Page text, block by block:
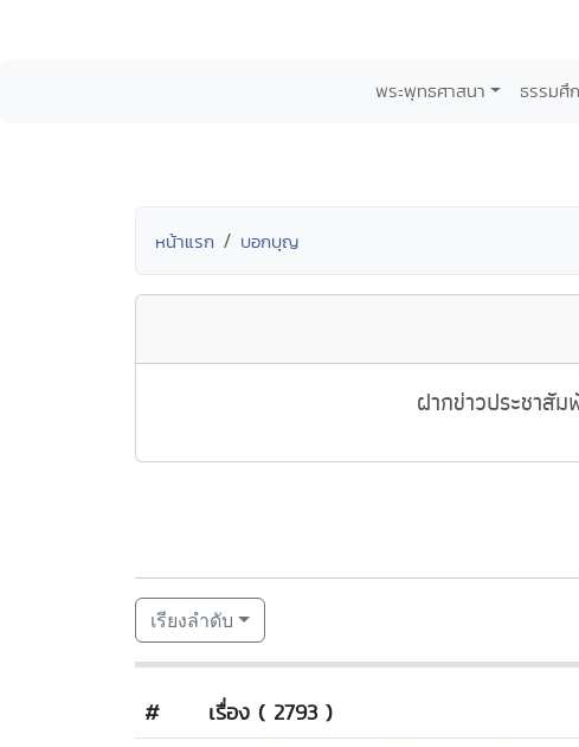
พระพุทธศาสนา ธรรมศึ
หน้าแรก บอกบุญ
ฝากข่าวประชาสั
เรียงลำดับ
# เรื่อง ( 2793 )